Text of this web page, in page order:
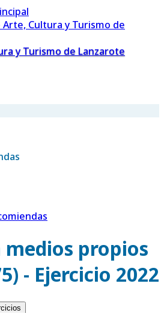
y Turismo de Lanzarote
medios propios
- Ejercicio 2022